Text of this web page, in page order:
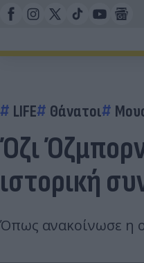
LIFE Θάνατοι
Όζι
ιστορική
Όπως ανακοίνωσε η